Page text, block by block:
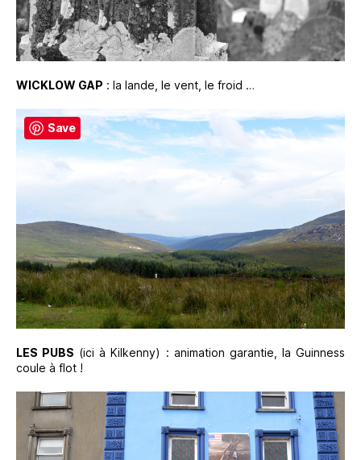
WICKLOW GAP : la lande, le vent, le froid …
LES PUBS (ici à Kilkenny) : animation garantie, la Guinness
coule à flot !
Save